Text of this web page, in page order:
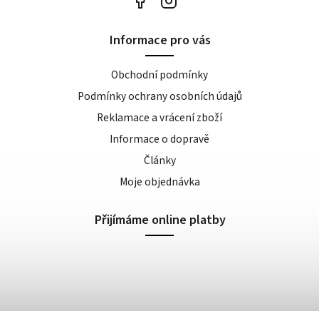
Informace pro vás
Obchodní podmínky
Podmínky ochrany osobních údajů
Reklamace a vrácení zboží
Informace o dopravě
Články
Moje objednávka
Přijímáme online platby